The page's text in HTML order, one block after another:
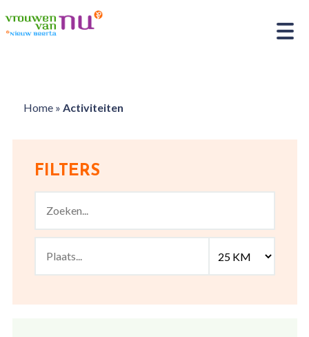
Home» Activiteiten
FILTERS